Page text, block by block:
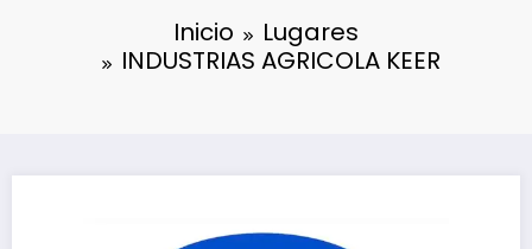
Inicio
Lugares
INDUSTRIAS AGRICOLA KEER